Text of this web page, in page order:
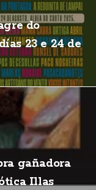
do
23 e 24 de
gañadora
Illas